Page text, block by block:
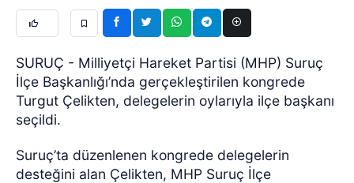
SURUÇ - Milliyetçi Hareket Partisi (MHP) Suruç
İlçe Başkanlığı’nda gerçekleştirilen kongrede
Turgut Çelikten, delegelerin oylarıyla ilçe başkanı
seçildi.
Suruç’ta düzenlenen kongrede delegelerin
desteğini alan Çelikten, MHP Suruç İlçe